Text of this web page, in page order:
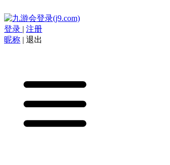
登录 | 注册
昵称 | 退出